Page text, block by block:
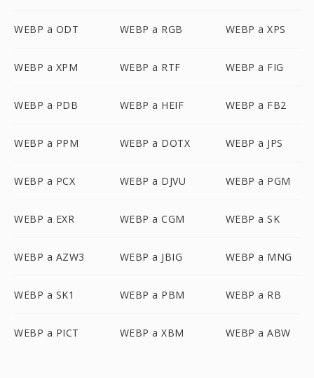
WEBP a ODT WEBP a RGB WEBP a XPS
WEBP a XPM WEBP a RTF WEBP a FIG
WEBP a PDB WEBP a HEIF WEBP a FB2
WEBP a PPM WEBP a DOTX WEBP a JPS
WEBP a PCX WEBP a DJVU WEBP a PGM
WEBP a EXR WEBP a CGM WEBP a SK
WEBP a AZW3 WEBP a JBIG WEBP a MNG
WEBP a SK1 WEBP a PBM WEBP a RB
WEBP a PICT WEBP a XBM WEBP a ABW